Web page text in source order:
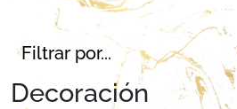
Filtrar por...
Decoración